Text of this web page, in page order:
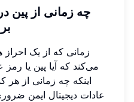
چه زمانی از پین
زمانی که از یک احراز
می‌کند که آیا پین یا
اینکه چه زمانی از هر
عادات دیجیتال ایمن